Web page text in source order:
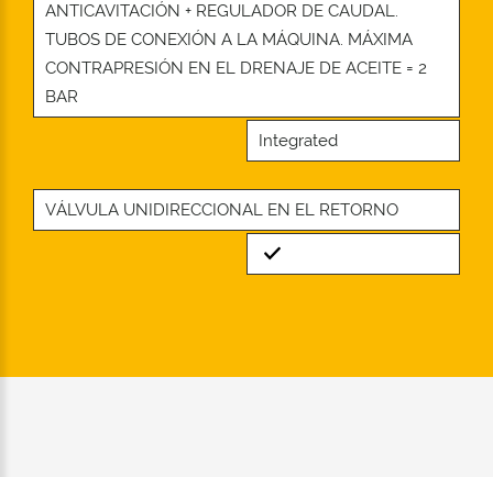
ANTICAVITACIÓN + REGULADOR DE CAUDAL.
TUBOS DE CONEXIÓN A LA MÁQUINA. MÁXIMA
CONTRAPRESIÓN EN EL DRENAJE DE ACEITE = 2
BAR
Integrated
VÁLVULA UNIDIRECCIONAL EN EL RETORNO
Standard